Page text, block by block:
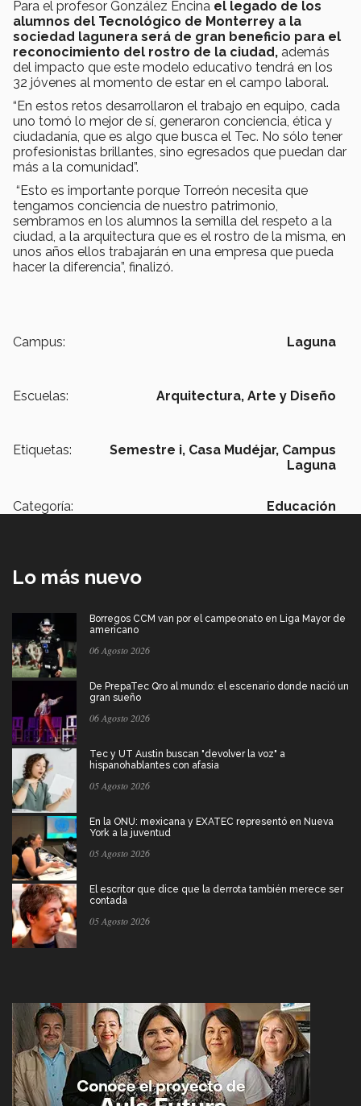
Para el profesor González Encina el legado de los
alumnos del Tecnológico de Monterrey a la
sociedad lagunera será de gran beneficio para el
reconocimiento del rostro de la ciudad, además
del impacto que este modelo educativo tendrá en los
32 jóvenes al momento de estar en el campo laboral.
“En estos retos desarrollaron el trabajo en equipo, cada
uno tomó lo mejor de sí, generaron conciencia, ética y
ciudadanía, que es algo que busca el Tec. No sólo tener
profesionistas brillantes, sino egresados que puedan dar
más a la comunidad”.
“Esto es importante porque Torreón necesita que
tengamos conciencia de nuestro patrimonio,
sembramos en los alumnos la semilla del respeto a la
ciudad, a la arquitectura que es el rostro de la misma, en
unos años ellos trabajarán en una empresa que pueda
hacer la diferencia”, finalizó.
Campus: Laguna
Escuelas: Arquitectura, Arte y Diseño
Etiquetas: Semestre i, Casa Mudéjar, Campus
Laguna
Categoría: Educación
Lo más nuevo
Borregos CCM van por el campeonato en Liga Mayor de
americano
06 Agosto 2026
De PrepaTec Qro al mundo: el escenario donde nació un
gran sueño
06 Agosto 2026
Tec y UT Austin buscan "devolver la voz" a
hispanohablantes con afasia
05 Agosto 2026
En la ONU: mexicana y EXATEC representó en Nueva
York a la juventud
05 Agosto 2026
El escritor que dice que la derrota también merece ser
contada
05 Agosto 2026